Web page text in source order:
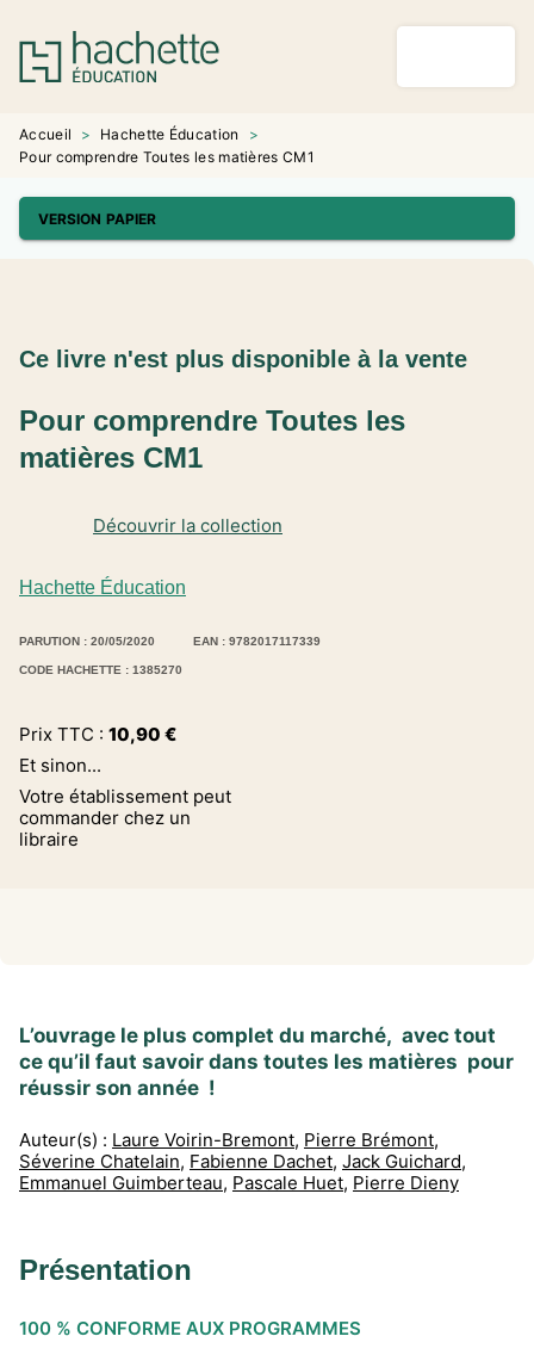
MENU RECHERCHE
PIED DE PAGE
Accueil > Hachette Éducation
>
Pour comprendre Toutes les matières CM1
VERSION PAPIER
Hachette Éducation
Découvrir la collection
Pour comprendre Toutes les
matières CM1
Ce livre n'est plus disponible à la vente
PARUTION : 20/05/2020 EAN : 9782017117339
CODE HACHETTE : 1385270
Prix TTC : 10,90 €
Et sinon...
Votre établissement peut
commander chez un
libraire
L’ouvrage le plus complet du marché, avec tout
ce qu’il faut savoir dans toutes les matières pour
réussir son année !
Auteur(s) : Laure Voirin-Bremont, Pierre Brémont,
Séverine Chatelain, Fabienne Dachet, Jack Guichard,
Emmanuel Guimberteau, Pascale Huet, Pierre Dieny
Présentation
100 % CONFORME AUX PROGRAMMES